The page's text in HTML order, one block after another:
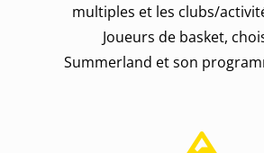
multiples et les clubs/
Joueurs de basket,
Summerland et son